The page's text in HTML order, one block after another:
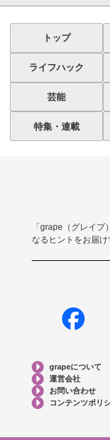
トップ
ライフハック
芸能
特集・連載
「grape（グレイ
なるヒントをお届け
grapeについて
運営会社
お問い合わせ
コンテンツポリ